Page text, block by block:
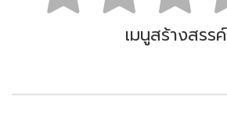
เมนูสร้างสรรค์